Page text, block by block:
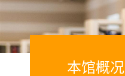
本馆概况